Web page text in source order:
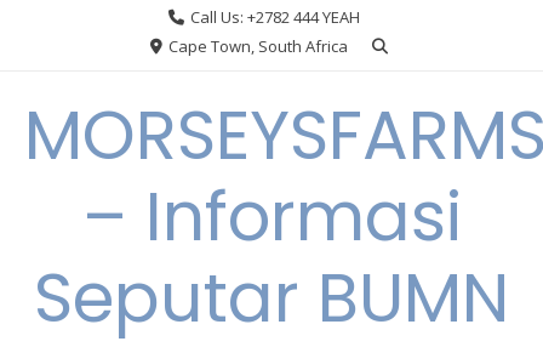
Call Us: +2782 444 YEAH
Cape Town, South Africa
– Informasi
Seputar BUMN